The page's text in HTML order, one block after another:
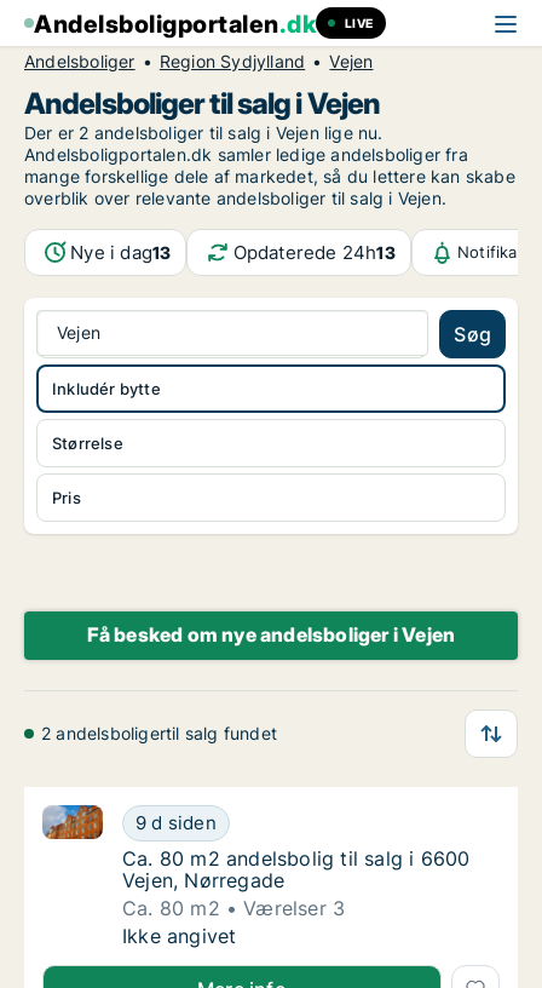
Andelsboligportalen.dk LIVE
Andelsboliger Region Sydjylland Vejen
Andelsboliger til salg i Vejen
Der er 2 andelsboliger til salg i Vejen lige nu.
Andelsboligportalen.dk samler ledige andelsboliger fra
mange forskellige dele af markedet, så du lettere kan skabe
overblik over relevante andelsboliger til salg i Vejen.
Nye i dag13 Opdaterede 24h13
Vejen Søg
Størrelse
Pris
Inkludér bytte
Få besked om nye andelsboliger i Vejen
2 andelsboligertil salg fundet
Ca. 80 m2 andelsbolig til salg i 6600 Vejen,
9 d siden
Ca. 80 m2 andelsbolig til salg i 6600 Vejen,
Ca. 80 m2 andelsbolig til salg i 6600 Vejen,
Ca. 80 m2 andelsbolig til salg i 6600
Vejen, Nørregade
Ca. 80 m2
Værelser 3
Ca. 80 m2 andelsbolig til salg i 6600 Vejen,
Ikke angivet